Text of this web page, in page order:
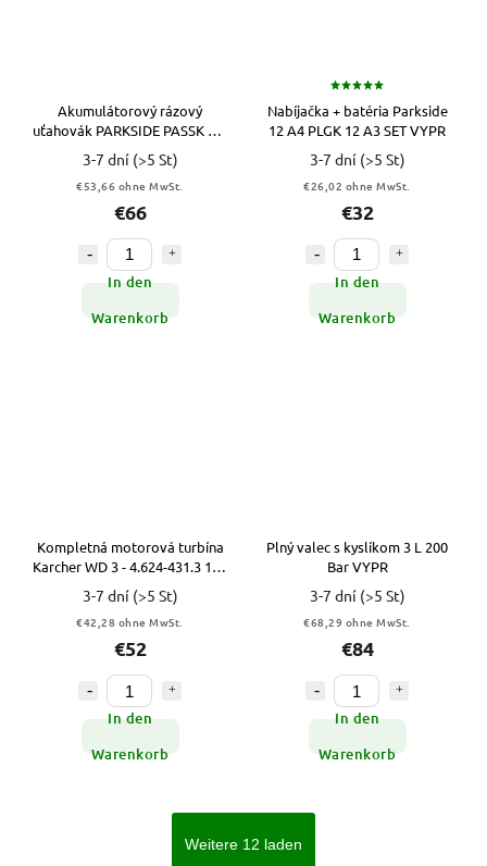
Akumulátorový rázový
uťahovák PARKSIDE PASSK 20-
Li C2 20V VYPR
3-7 dní (>5 St)
€53,66 ohne MwSt.
€66
In den
Warenkorb
Nabíjačka + batéria Parkside
12 A4 PLGK 12 A3 SET VYPR
3-7 dní (>5 St)
€26,02 ohne MwSt.
€32
In den
Warenkorb
Kompletná motorová turbína
Karcher WD 3 - 4.624-431.3 115
mm VYPR
3-7 dní (>5 St)
€42,28 ohne MwSt.
€52
In den
Warenkorb
Plný valec s kyslíkom 3 L 200
Bar VYPR
3-7 dní (>5 St)
€68,29 ohne MwSt.
€84
In den
Warenkorb
Weitere 12 laden